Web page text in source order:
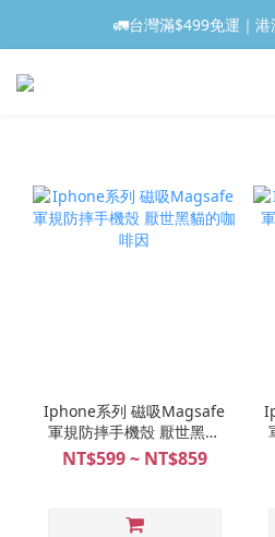
🚛台灣滿$499免運｜
Iphone系列 磁吸Magsafe
軍規防摔手機殼 厭世黑貓
的咖啡因
NT$599 ~ NT$859